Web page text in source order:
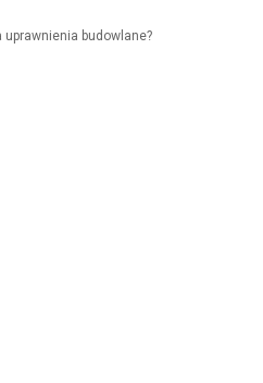
budowlane?